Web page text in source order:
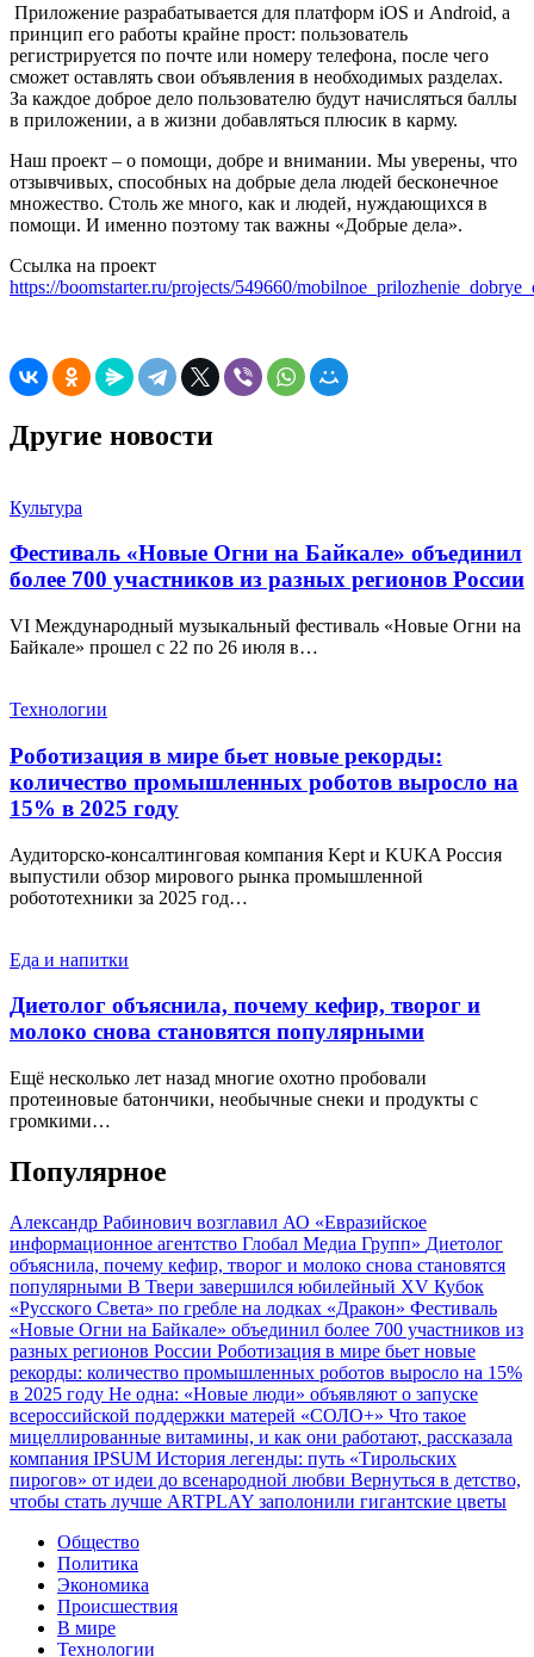
Приложение разрабатывается для платформ iOS и Android, а
принцип его работы крайне прост: пользователь
регистрируется по почте или номеру телефона, после чего
сможет оставлять свои объявления в необходимых разделах.
За каждое доброе дело пользователю будут начисляться баллы
в приложении, а в жизни добавляться плюсик в карму.
Наш проект – о помощи, добре и внимании. Мы уверены, что
отзывчивых, способных на добрые дела людей бесконечное
множество. Столь же много, как и людей, нуждающихся в
помощи. И именно поэтому так важны «Добрые дела».
Ссылка на проект
https://boomstarter.ru/projects/549660/
Другие новости
Культура
Фестиваль «Новые Огни на Байкале» объединил
более 700 участников из разных регионов России
VI Международный музыкальный фестиваль «Новые Огни на
Байкале» прошел с 22 по 26 июля в…
Технологии
Роботизация в мире бьет новые рекорды:
количество промышленных роботов выросло на
15% в 2025 году
Аудиторско-консалтинговая компания Kept и KUKA Россия
выпустили обзор мирового рынка промышленной
робототехники за 2025 год…
Еда и напитки
Диетолог объяснила, почему кефир, творог и
молоко снова становятся популярными
Ещё несколько лет назад многие охотно пробовали
протеиновые батончики, необычные снеки и продукты с
громкими…
Популярное
Александр Рабинович возглавил АО «Евразийское
информационное агентство Глобал Медиа Групп» Диетолог
объяснила, почему кефир, творог и молоко снова становятся
популярными В Твери завершился юбилейный XV Кубок
«Русского Света» по гребле на лодках «Дракон» Фестиваль
«Новые Огни на Байкале» объединил более 700 участников из
разных регионов России Роботизация в мире бьет новые
рекорды: количество промышленных роботов выросло на 15%
в 2025 году Не одна: «Новые люди» объявляют о запуске
всероссийской поддержки матерей «СОЛО+» Что такое
мицеллированные витамины, и как они работают, рассказала
компания IPSUM История легенды: путь «Тирольских
пирогов» от идеи до всенародной любви Вернуться в детство,
чтобы стать лучше ARTPLAY заполонили гигантские цветы
Общество
Политика
Экономика
Происшествия
В мире
Технологии